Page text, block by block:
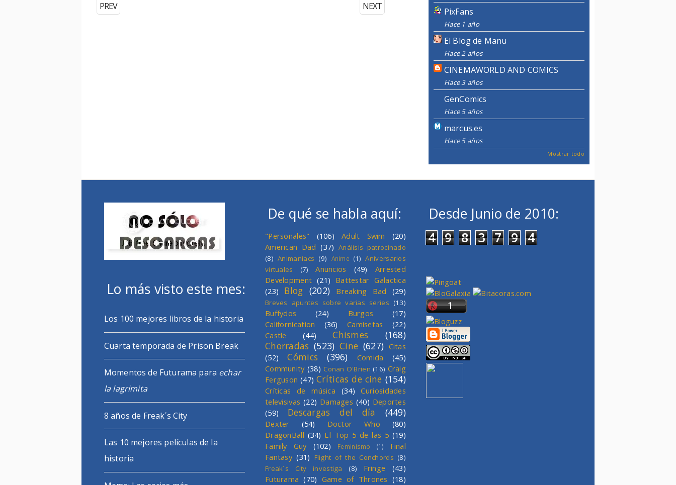
NEXT
PREV PixFans
Hace 1 año
El Blog de Manu
Hace 2 años
CINEMAWORLD AND COMICS
Hace 3 años
GenComics
Hace 5 años
marcus.es
Hace 5 años
Mostrar todo
Lo más visto este mes:
Los 100 mejores libros de la historia
Cuarta temporada de Prison Break
Momentos de Futurama para echar
la lagrimita
8 años de Freak´s City
Las 10 mejores películas de la
historia
De qué se habla aquí:
"Personales" (106) Adult Swim
(20)
American Dad (37) Análisis patrocinado
(8) Animaniacs (9) Anime (1) Aniversarios
virtuales
(7) Anuncios (49)
Arrested
Development (21) Battestar Galactica
(23)
Blog (202) Breaking Bad (29)
Breves apuntes sobre varias series (13)
Buffydos (24) Burgos
(17)
Californication
(36) Camisetas
(22)
Castle
(44) Chismes
(168)
Chorradas (523) Cine (627) Citas
(52)
Cómics (396) Comida
(45)
Community (38) Conan O'Brien (16) Craig
Ferguson (47) Críticas de cine (154)
Críticas de música (34)
Curiosidades
televisivas (22) Damages (40) Deportes
(59)
Descargas del día (449)
Dexter (54) Doctor Who
(80)
DragonBall (34) El Top 5 de las 5 (19)
Family Guy
(102) Feminismo (1)
Final
Fantasy (31) Flight of the Conchords (8)
Freak´s City investiga
(8) Fringe
(43)
Futurama (70) Game of Thrones (18)
Desde Junio de 2010:
4 9 8 3 7 9 4